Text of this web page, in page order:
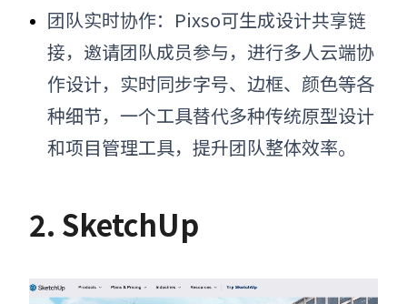
团队实时协作：Pixso可生成设计共享链
接，邀请团队成员参与，进行多人云端协
作设计，实时同步字号、边框、颜色等各
种细节， 一个工具替代多种传统原型设计
和项目管理工具， 提升团队整体效率。
2. SketchUp